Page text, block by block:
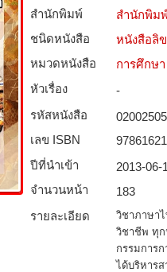
สำนักพิมพ์
สำนักพิม
ชนิดหนังสือ­
หนังสือลิ
หมวดหนังสือ­
การศึกษา
หัวเรื่อง
-
รหัสหนังสือ­
02002505
เลข ISBN
ปีที่นำเข้า
2013-06-
จำนวนหน้า
183
รายละเอียด
วิชาภาษา
วิชาชีพ ทุก
กรรมการ
ได้บริหารส